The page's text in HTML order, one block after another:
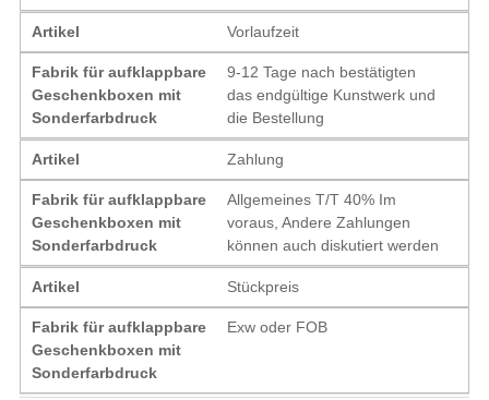
Artikel Vorlaufzeit
Fabrik für aufklappbare
Geschenkboxen mit
Sonderfarbdruck
9-12 Tage nach bestätigten
das endgültige Kunstwerk und
die Bestellung
Artikel Zahlung
Fabrik für aufklappbare
Geschenkboxen mit
Sonderfarbdruck
Allgemeines T/T 40% Im
voraus, Andere Zahlungen
können auch diskutiert werden
Artikel Stückpreis
Fabrik für aufklappbare
Geschenkboxen mit
Sonderfarbdruck
Exw oder FOB